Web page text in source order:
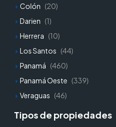
Colón (20)
Darien (1)
Herrera (10)
Los Santos (44)
Panamá (460)
Panamá Oeste (339)
Veraguas (46)
Tipos de propiedades